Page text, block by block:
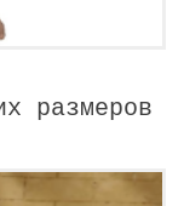
размеров